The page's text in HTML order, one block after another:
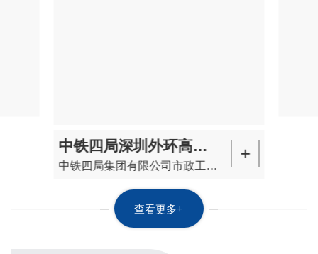
中铁四局深圳外环高速防撞墙台车项目
中铁四局集团有限公司市政工程分公司深圳外环高速公路深圳段第30合同段项目采用矿丰防撞墙施工台车，用于高速公路桥梁防撞墙施工。
+
查看更多+